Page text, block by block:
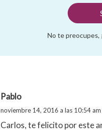
No te preocupes,
Pablo
noviembre 14, 2016 a las 10:54 am
Carlos, te felicito por este